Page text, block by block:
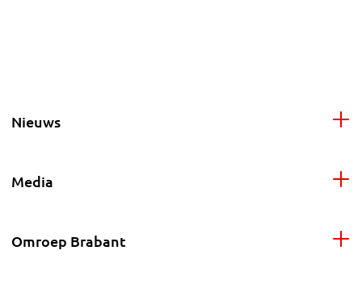
Nieuws
Media
Omroep Brabant